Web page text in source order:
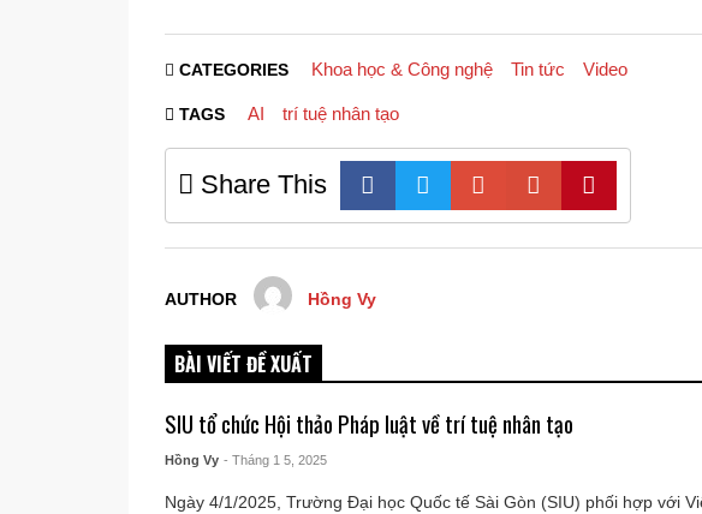
CATEGORIES Khoa học & Công nghệ Tin tức Video
TAGS AI trí tuệ nhân tạo
Share This
AUTHOR Hồng Vy
BÀI VIẾT ĐỀ XUẤT
SIU tổ chức Hội thảo Pháp luật về trí tuệ nhân tạo
Hồng Vy - Tháng 1 5, 2025
Ngày 4/1/2025, Trường Đại học Quốc tế Sài Gòn (SIU) phối hợp với